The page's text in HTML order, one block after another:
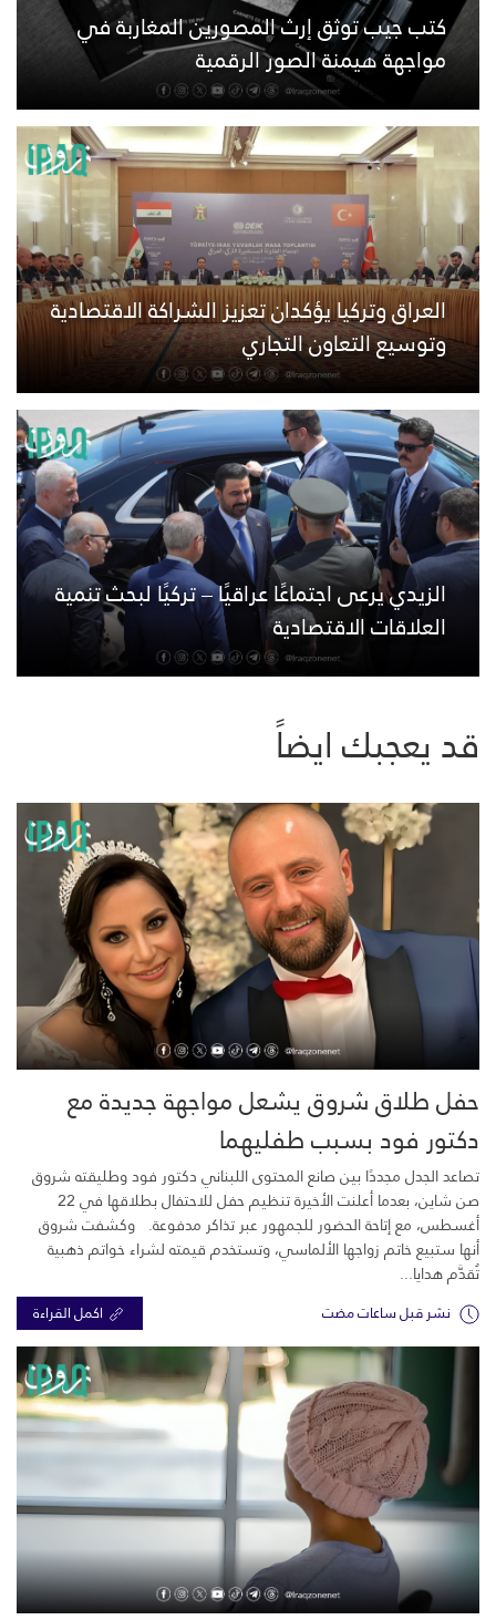
كتب جيب توثق إرث المصورين المغاربة في
مواجهة هيمنة الصور الرقمية
العراق وتركيا يؤكدان تعزيز الشراكة الاقتصادية
وتوسيع التعاون التجاري
الزيدي يرعى اجتماعًا عراقيًا – تركيًا لبحث تنمية
العلاقات الاقتصادية
قد يعجبك ايضاً
حفل طلاق شروق يشعل مواجهة جديدة مع
دكتور فود بسبب طفليهما
تصاعد الجدل مجددًا بين صانع المحتوى اللبناني دكتور فود وطليقته شروق
صن شاين، بعدما أعلنت الأخيرة تنظيم حفل للاحتفال بطلاقها في 22
أغسطس، مع إتاحة الحضور للجمهور عبر تذاكر مدفوعة. وكشفت شروق
أنها ستبيع خاتم زواجها الألماسي، وتستخدم قيمته لشراء خواتم ذهبية
تُقدَّم هدايا...
نشر قبل ساعات مضت اكمل القراءة